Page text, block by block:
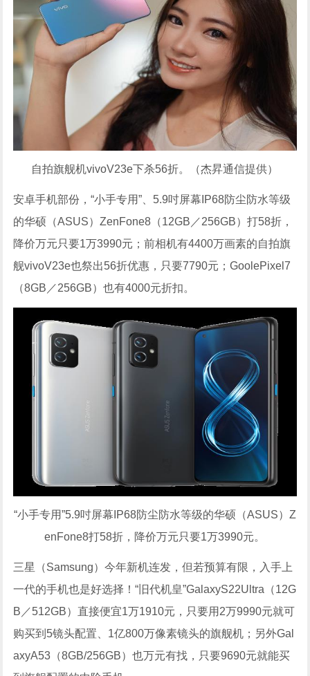
自拍旗舰机vivoV23e下杀56折。（杰昇通信提供）
安卓手机部份，“小手专用”、5.9吋屏幕IP68防尘防水等级
的华硕（ASUS）ZenFone8（12GB／256GB）打58折，
降价万元只要1万3990元；前相机有4400万画素的自拍旗
舰vivoV23e也祭出56折优惠，只要7790元；GoolePixel7
（8GB／256GB）也有4000元折扣。
“小手专用”5.9吋屏幕IP68防尘防水等级的华硕（ASUS）Z
enFone8打58折，降价万元只要1万3990元。
三星（Samsung）今年新机连发，但若预算有限，入手上
一代的手机也是好选择！“旧代机皇”GalaxyS22Ultra（12G
B／512GB）直接便宜1万1910元，只要用2万9990元就可
购买到5镜头配置、1亿800万像素镜头的旗舰机；另外Gal
axyA53（8GB/256GB）也万元有找，只要9690元就能买